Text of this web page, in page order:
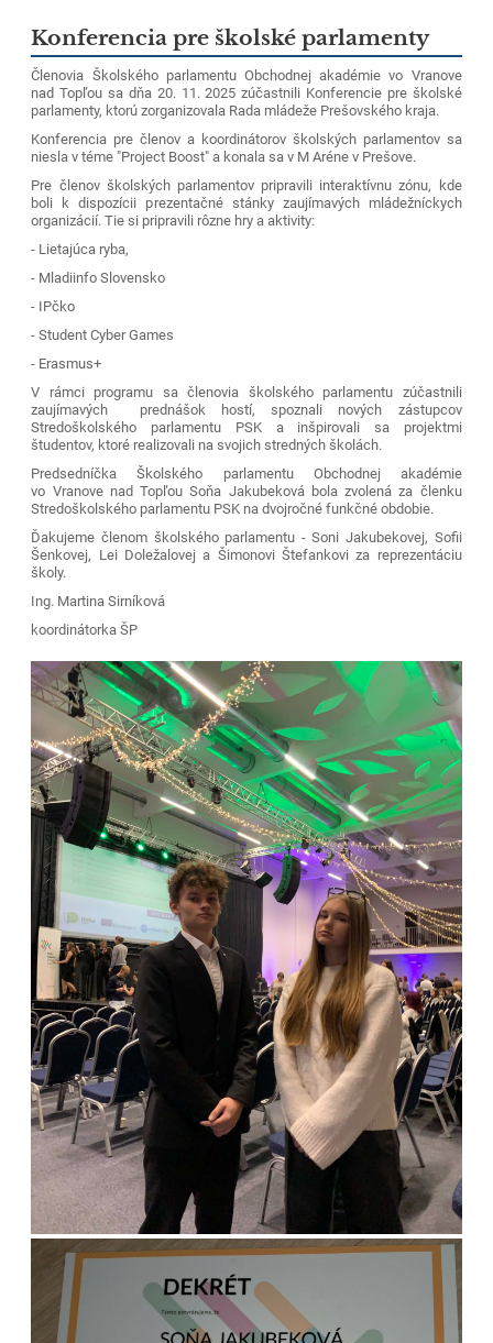
Konferencia pre školské parlamenty
Členovia Školského parlamentu Obchodnej akadémie vo Vranove
nad Topľou sa dňa 20. 11. 2025 zúčastnili Konferencie pre školské
parlamenty, ktorú zorganizovala Rada mládeže Prešovského kraja.
Konferencia pre členov a koordinátorov školských parlamentov sa
niesla v téme "Project Boost" a konala sa v M Aréne v Prešove.
Pre členov školských parlamentov pripravili interaktívnu zónu, kde
boli k dispozícii prezentačné stánky zaujímavých mládežníckych
organizácií. Tie si pripravili rôzne hry a aktivity:
- Lietajúca ryba,
- Mladiinfo Slovensko
- IPčko
- Student Cyber Games
- Erasmus+
V rámci programu sa členovia školského parlamentu zúčastnili
zaujímavých prednášok hostí, spoznali nových zástupcov
Stredoškolského parlamentu PSK a inšpirovali sa projektmi
študentov, ktoré realizovali na svojich stredných školách.
Predsedníčka Školského parlamentu Obchodnej akadémie
vo Vranove nad Topľou Soňa Jakubeková bola zvolená za členku
Stredoškolského parlamentu PSK na dvojročné funkčné obdobie.
Ďakujeme členom školského parlamentu - Soni Jakubekovej, Sofii
Šenkovej, Lei Doležalovej a Šimonovi Štefankovi za reprezentáciu
školy.
Ing. Martina Sirníková
koordinátorka ŠP